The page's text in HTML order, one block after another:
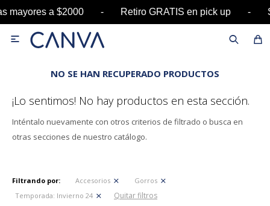
mayores a $2000 - Retiro GRATIS en pick

NO SE HAN RECUPERADO PRODUCTOS
¡Lo sentimos! No hay productos en esta sección.
Inténtalo nuevamente con otros criterios de filtrado o busca en
otras secciones de nuestro catálogo.
Filtrando por: Accesorios
Gorros
Temporada: Invierno 24 Quitar filtros